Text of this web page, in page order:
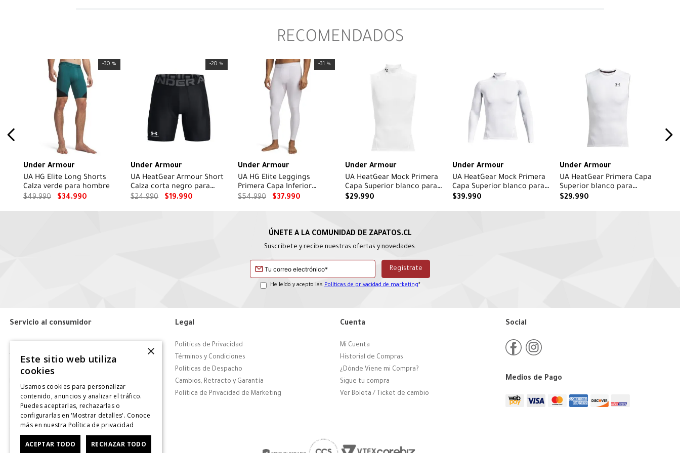
RECOMENDADOS
-30 %
Under Armour
UA HG Elite Long Shorts
Calza verde para hombre
$49.990 $34.990
-20 %
Under Armour
UA HeatGear Armour Short
Calza corta negro para
hombre
$24.990 $19.990
-31 %
Under Armour
UA HG Elite Leggings
Primera Capa Inferior
Blanca para Hombre
$54.990 $37.990
Under Armour
UA HeatGear Mock Primera
Capa Superior blanco para
hombre
$29.990
Under Armour
UA HeatGear Mock Primera
Capa Superior blanco para
hombre
$39.990
Under Armour
UA HeatGear Primera Capa
Superior blanco para
hombre
$29.990
Suscríbete y recibe nuestras ofertas y novedades.
He leído y acepto las Políticas de privacidad de marketing*
Servicio al consumidor
Tiendas
Contáctanos
Giftcard
Solicitar Factura
CyberDay
Legal
Políticas de Privacidad
Términos y Condiciones
Políticas de Despacho
Cambios, Retracto y Garantía
Política de Privacidad de Marketing
Cuenta
Mi Cuenta
Historial de Compras
¿Dónde Viene mi Compra?
Sigue tu compra
Ver Boleta / Ticket de cambio
Social
Medios de Pago
×
Este sitio web utiliza
cookies
Usamos cookies para personalizar
contenido, anuncios y analizar el tráfico.
Puedes aceptarlas, rechazarlas o
configurarlas en 'Mostrar detalles'. Conoce
más en nuestra Política de privacidad
ACEPTAR TODO RECHAZAR TODO